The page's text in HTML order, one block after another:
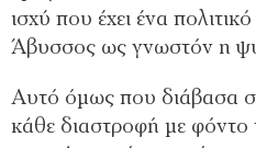
ισχύ που έχει ένα
Άβυσσος ως γνωστόν η
Αυτό όμως που διάβασα
κάθε διαστροφή με φόντο